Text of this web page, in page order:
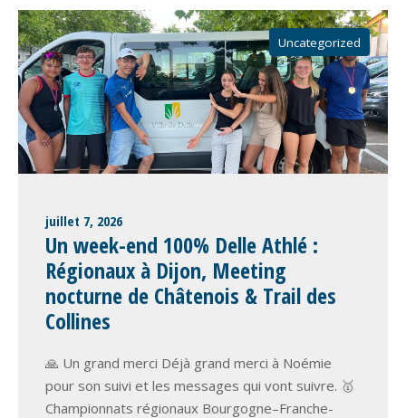
Uncategorized
juillet 7, 2026
Un week-end 100% Delle Athlé :
Régionaux à Dijon, Meeting
nocturne de Châtenois & Trail des
Collines
🙏 Un grand merci Déjà grand merci à Noémie
pour son suivi et les messages qui vont suivre. 🥇
Championnats régionaux Bourgogne–Franche-